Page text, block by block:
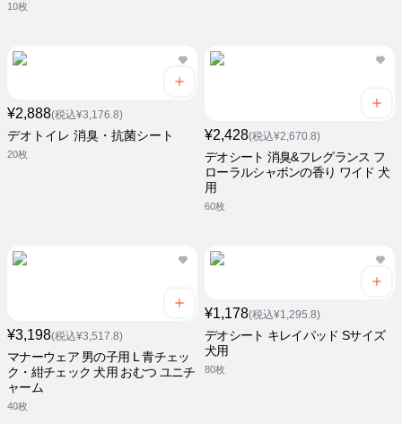
10枚
¥2,888(税込¥3,176.8)
デオトイレ 消臭・抗菌シート
20枚
¥2,428(税込¥2,670.8)
デオシート 消臭&フレグランス フ
ローラルシャボンの香り ワイド 犬
用
60枚
¥3,198(税込¥3,517.8)
マナーウェア 男の子用 L 青チェッ
ク・紺チェック 犬用 おむつ ユニチ
ャーム
40枚
¥1,178(税込¥1,295.8)
デオシート キレイパッド Sサイズ
犬用
80枚